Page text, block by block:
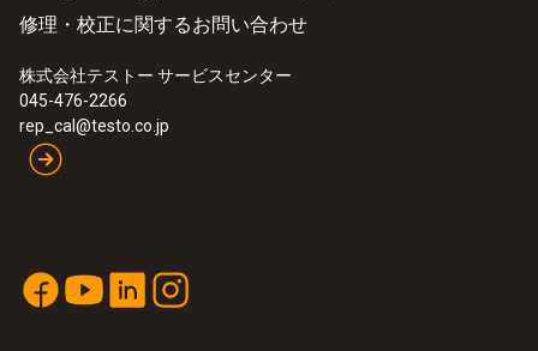
修理・校正に関するお問い合わせ
株式会社テストー サービスセンター
045-476-2266
rep_cal@testo.co.jp